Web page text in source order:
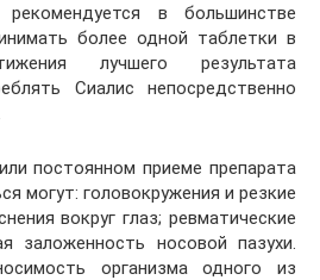
в большинстве
более одной таблетки в
лучшего результата
Сиалис непосредственно
постоянном приеме препарата
могут: головокружения и резкие
вокруг глаз; ревматические
заложенность носовой пазухи.
организма одного из